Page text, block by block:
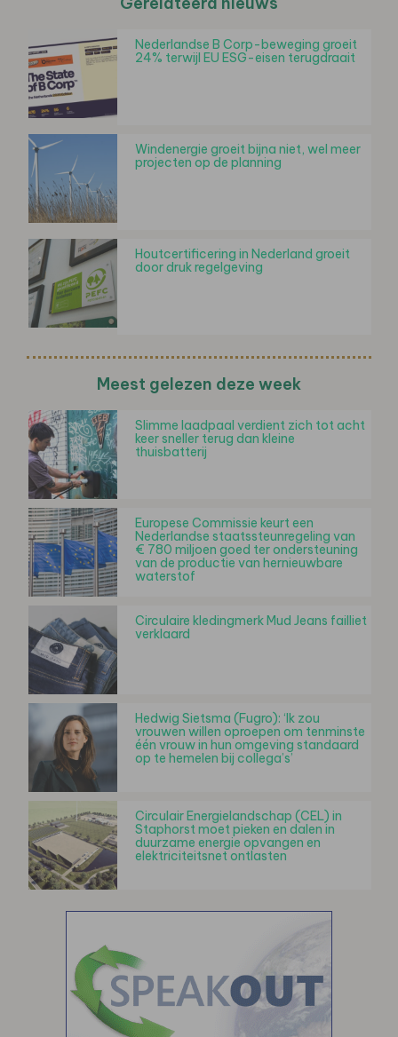
Nederlandse B Corp-beweging groeit
24% terwijl EU ESG-eisen terugdraait
Windenergie groeit bijna niet, wel meer
projecten op de planning
Houtcertificering in Nederland groeit
door druk regelgeving
Meest gelezen deze week
Slimme laadpaal verdient zich tot acht
keer sneller terug dan kleine
thuisbatterij
Europese Commissie keurt een
Nederlandse staatssteunregeling van
€ 780 miljoen goed ter ondersteuning
van de productie van hernieuwbare
waterstof
Circulaire kledingmerk Mud Jeans failliet
verklaard
Hedwig Sietsma (Fugro): ‘Ik zou
vrouwen willen oproepen om tenminste
één vrouw in hun omgeving standaard
op te hemelen bij collega’s’
Circulair Energielandschap (CEL) in
Staphorst moet pieken en dalen in
duurzame energie opvangen en
elektriciteitsnet ontlasten